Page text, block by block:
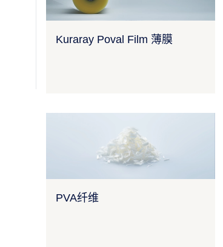
Kuraray Poval Film 薄膜
PVA纤维